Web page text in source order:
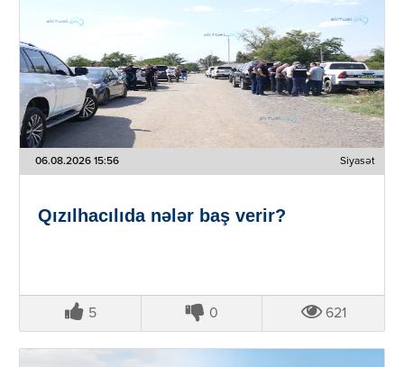
06.08.2026 15:56 Siyasət
Qızılhacılıda nələr baş verir?
5 0 621